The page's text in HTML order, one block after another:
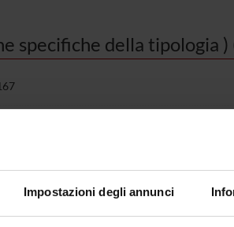
Impostazioni degli annunci
specifiche della tipologia